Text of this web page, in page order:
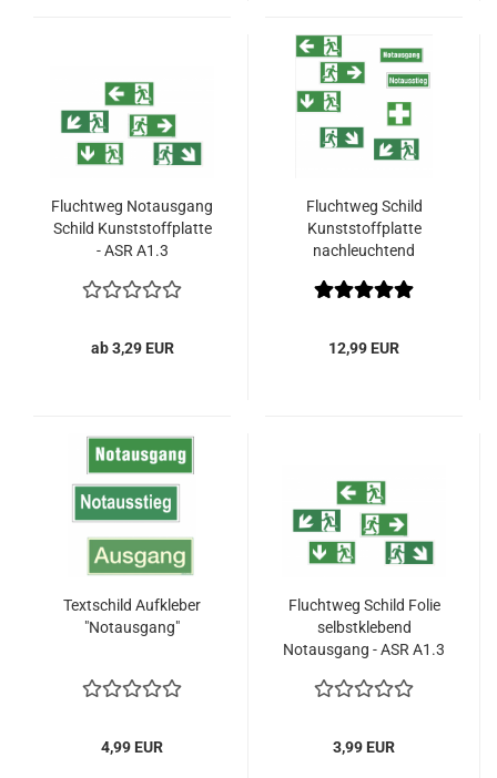
Fluchtweg Notausgang
Schild Kunststoffplatte
- ASR A1.3
ab 3,29 EUR
Fluchtweg Schild
Kunststoffplatte
nachleuchtend
Extra- N
12,99 EUR
Textschild Aufkleber
"Notausgang"
4,99 EUR
Fluchtweg Schild Folie
selbstklebend
Notausgang - ASR A1.3
3,99 EUR